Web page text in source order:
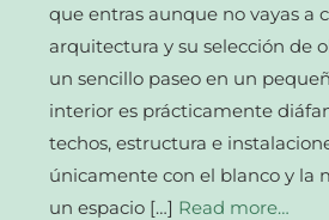
que entras aunque no vayas a
arquitectura y su selección de
un sencillo paseo en un
interior es prácticamente
techos, estructura e
únicamente con el blanco y la
un espacio […] Read more…